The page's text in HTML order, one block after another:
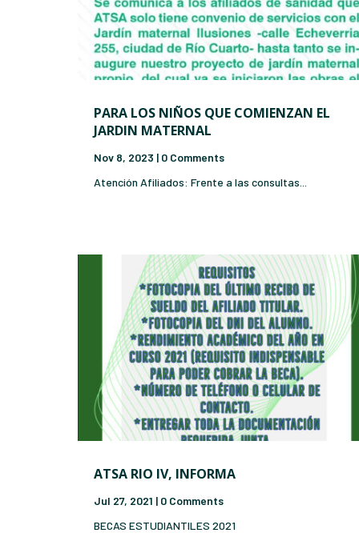
PARA LOS NIÑOS QUE COMIENZAN EL
JARDIN MATERNAL
Nov 8, 2023 | 0 Comments
Atención Afiliados: Frente a las consultas...
ATSA RIO IV, INFORMA
Jul 27, 2021 | 0 Comments
BECAS ESTUDIANTILES 2021